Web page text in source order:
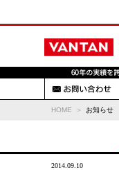
HOME お知らせ
2014.09.10